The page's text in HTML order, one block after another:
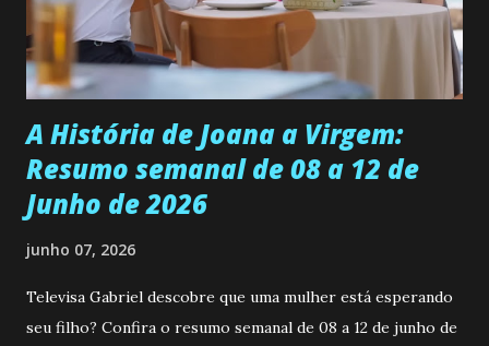
empática. Detesta injustiças e é uma ótima amiga. Pode ser
teimosa e muito persistente quando decide fazer algo.
Durante um exame ginecológico, ela é inseminada por eng...
A História de Joana a Virgem:
Resumo semanal de 08 a 12 de
Junho de 2026
junho 07, 2026
Televisa Gabriel descobre que uma mulher está esperando
seu filho? Confira o resumo semanal de 08 a 12 de junho de